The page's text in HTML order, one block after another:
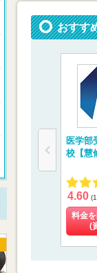
おすす
医学部
校【慧
4.60
料金
(